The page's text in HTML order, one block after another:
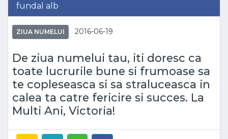
fundal alb
ZIUA NUMELUI 2016-06-19
De ziua numelui tau, iti doresc ca
toate lucrurile bune si frumoase sa
te copleseasca si sa straluceasca in
calea ta catre fericire si succes. La
Multi Ani, Victoria!